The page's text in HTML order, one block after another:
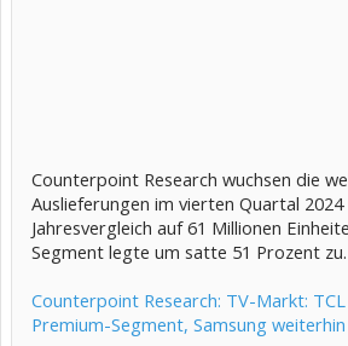
Counterpoint Research wuchsen die
Auslieferungen im vierten Quartal
Jahresvergleich auf 61 Millionen
Segment legte um satte 51 Prozent zu.
Counterpoint Research: TV-Markt:
Premium-Segment, Samsung